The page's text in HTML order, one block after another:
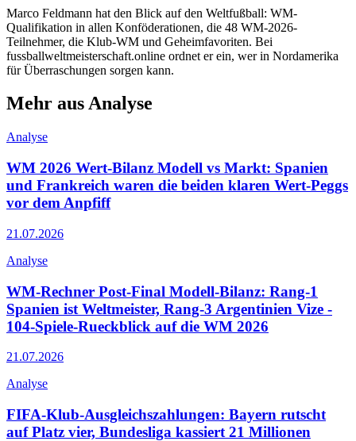
Marco Feldmann hat den Blick auf den Weltfußball: WM-
Qualifikation in allen Konföderationen, die 48 WM-2026-
Teilnehmer, die Klub-WM und Geheimfavoriten. Bei
fussballweltmeisterschaft.online ordnet er ein, wer in Nordamerika
für Überraschungen sorgen kann.
Mehr aus Analyse
Analyse
WM 2026 Wert-Bilanz Modell vs Markt: Spanien
und Frankreich waren die beiden klaren Wert-Peggs
vor dem Anpfiff
21.07.2026
Analyse
WM-Rechner Post-Final Modell-Bilanz: Rang-1
Spanien ist Weltmeister, Rang-3 Argentinien Vize -
104-Spiele-Rueckblick auf die WM 2026
21.07.2026
Analyse
FIFA-Klub-Ausgleichszahlungen: Bayern rutscht
auf Platz vier, Bundesliga kassiert 21 Millionen